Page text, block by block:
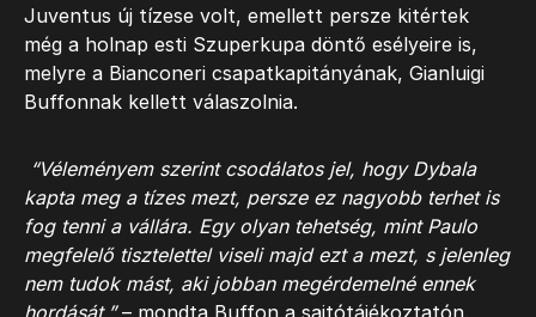
Juventus új tízese volt, emellett persze kitértek
még a holnap esti Szuperkupa döntő esélyeire is,
melyre a Bianconeri csapatkapitányának, Gianluigi
Buffonnak kellett válaszolnia.
“Véleményem szerint csodálatos jel, hogy Dybala
kapta meg a tízes mezt, persze ez nagyobb terhet is
fog tenni a vállára. Egy olyan tehetség, mint Paulo
megfelelő tisztelettel viseli majd ezt a mezt, s jelenleg
nem tudok mást, aki jobban megérdemelné ennek
hordását.”– mondta Buffon a sajtótájékoztatón.